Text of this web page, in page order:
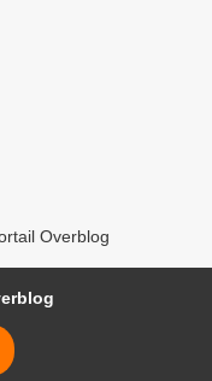
Overblog